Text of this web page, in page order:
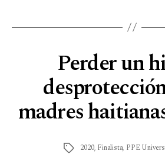
Perder un
madres
2020, Finalista, PPE